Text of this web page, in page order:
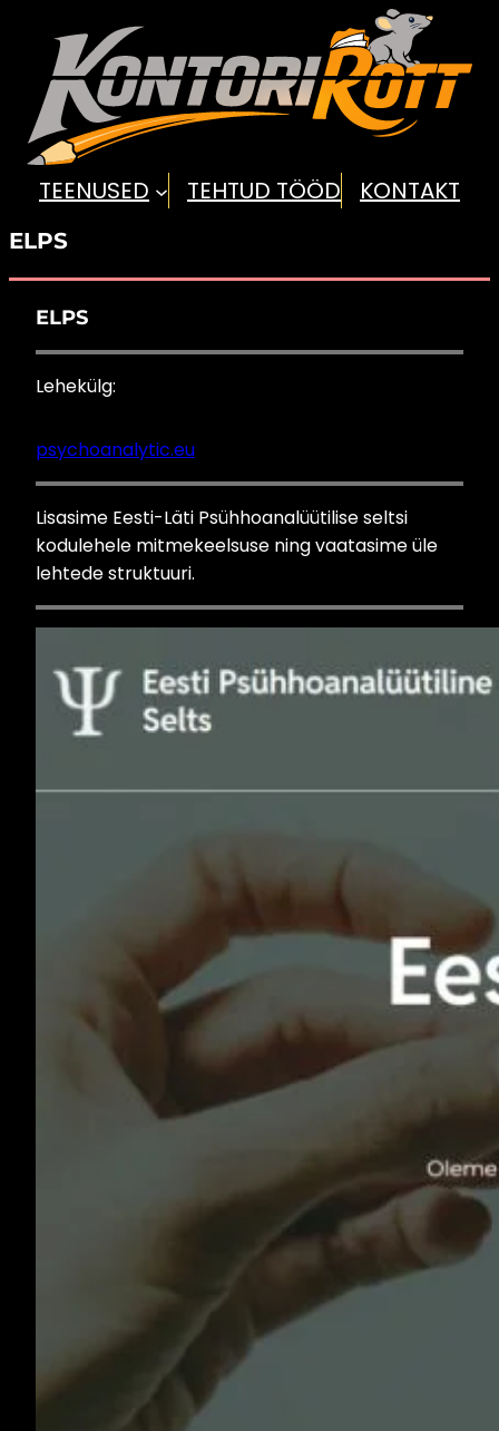
TEENUSED TEHTUD TÖÖD KONTAKT
ELPS
ELPS
Lehekülg:
psychoanalytic.eu
Lisasime Eesti-Läti Psühhoanalüütilise seltsi
kodulehele mitmekeelsuse ning vaatasime üle
lehtede struktuuri.